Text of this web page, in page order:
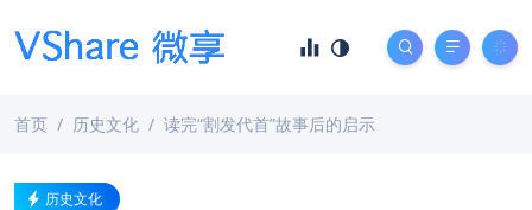
首页 历史文化 读完“割发代首”故事后的启示
历史文化